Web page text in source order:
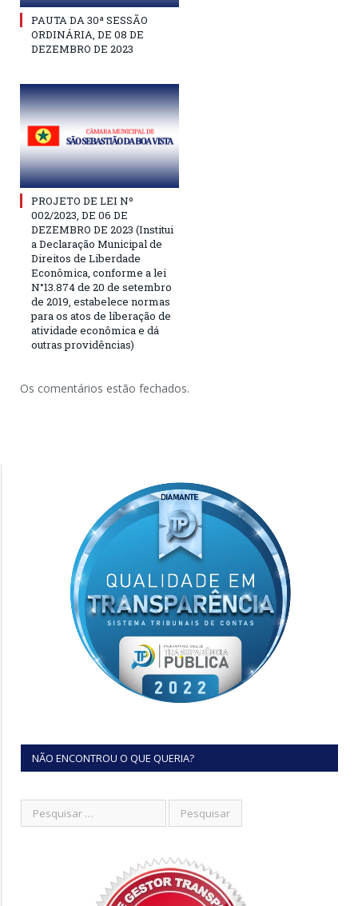
PAUTA DA 30ª SESSÃO
ORDINÁRIA, DE 08 DE
DEZEMBRO DE 2023
PROJETO DE LEI Nº
002/2023, DE 06 DE
DEZEMBRO DE 2023 (Institui
a Declaração Municipal de
Direitos de Liberdade
Econômica, conforme a lei
N°13.874 de 20 de setembro
de 2019, estabelece normas
para os atos de liberação de
atividade econômica e dá
outras providências)
Os comentários estão fechados.
NÃO ENCONTROU O QUE QUERIA?